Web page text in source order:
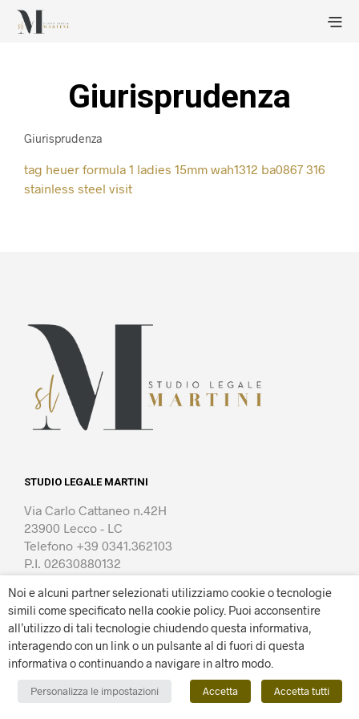
Giurisprudenza
Giurisprudenza
tag heuer formula 1 ladies 15mm wah1312 ba0867 316
stainless steel visit
STUDIO LEGALE MARTINI
Via Carlo Cattaneo n.42H
23900 Lecco - LC
Telefono +39 0341.362103
P.I. 02630880132
Indirizzo mail : segreteria@studiolegalemartini.it
Preferenze cookies
Powered byEF FACTORY
Noi e alcuni partner selezionati utilizziamo cookie o tecnologie
simili come specificato nella cookie policy. Puoi acconsentire
all’utilizzo di tali tecnologie chiudendo questa informativa,
interagendo con un link o un pulsante al di fuori di questa
informativa o continuando a navigare in altro modo.
Personalizza le impostazioni Accetta Accetta tutti